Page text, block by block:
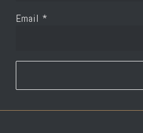
Email *